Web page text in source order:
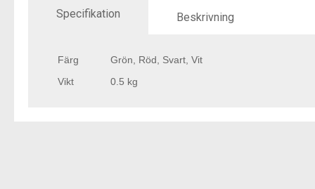
Specifikation
Färg
Grön, Röd, Svart, Vit
Vikt
0.5 kg
Beskrivning